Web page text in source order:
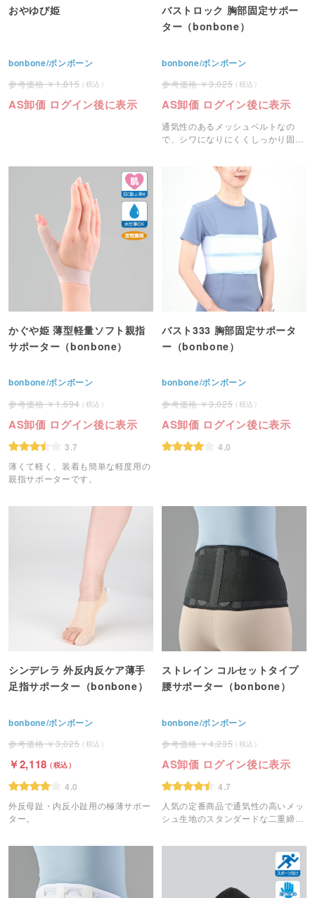
おやゆび姫
bonbone/ボンボーン
1,815
AS卸価 ログイン後に表示
バストロック 胸部固定サポー
ター（bonbone）
bonbone/ボンボーン
3,025
AS卸価 ログイン後に表示
通気性のあるメッシュベルトなの
で、シワになりにくくしっかり固定
かぐや姫 薄型軽量ソフト親指
サポーター（bonbone）
bonbone/ボンボーン
1,694
AS卸価 ログイン後に表示
3.7
薄くて軽く、装着も簡単な軽度用の
親指サポーターです。
バスト333 胸部固定サポータ
ー（bonbone）
bonbone/ボンボーン
3,025
AS卸価 ログイン後に表示
4.0
シンデレラ 外反内反ケア薄手
足指サポーター（bonbone）
bonbone/ボンボーン
3,025
2,118
4.0
外反母趾・内反小趾用の極薄サポー
ター。
ストレイン コルセットタイプ
腰サポーター（bonbone）
bonbone/ボンボーン
4,235
AS卸価 ログイン後に表示
4.7
人気の定番商品で通気性の高いメッ
シュ生地のスタンダードな二重締め